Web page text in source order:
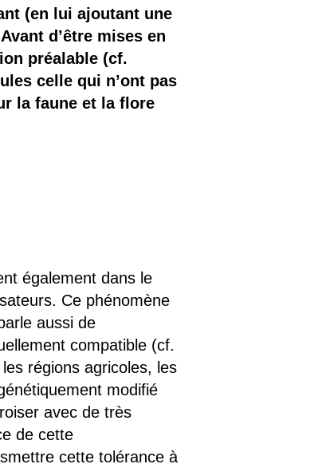
(en lui ajoutant une
d’être mises en
préalable (cf.
celle qui n’ont pas
la faune et la flore
également dans le
Ce phénomène
aussi de
compatible (cf.
régions agricoles, les
modifié
avec de très
de cette
cette tolérance à